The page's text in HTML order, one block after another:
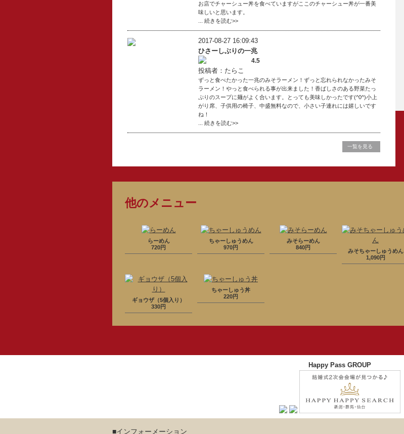
お店でチャーシュー丼を食べていますがここのチャーシュー丼が一番美
味しいと思います。
... 続きを読む>>
2017-08-27 16:09:43
ひさーしぶりの一兆
4.5
投稿者：たらこ
ずっと食べたかった一兆のみそラーメン！ずっと忘れられなかったみそ
ラーメン！やっと食べられる事が出来ました！香ばしさのある野菜たっ
ぷりのスープに麺がよく合います。とっても美味しかったです(^0^)小上
がり席、子供用の椅子、中盛無料なので、小さい子連れには嬉しいです
ね！
... 続きを読む>>
一覧を見る
他のメニュー
らーめん
720円
ちゃーしゅうめん
970円
みそらーめん
840円
みそちゃーしゅうめん
1,090円
ギョウザ（5個入り）
330円
ちゃーしゅう丼
220円
Happy Pass GROUP
■インフォーメーション